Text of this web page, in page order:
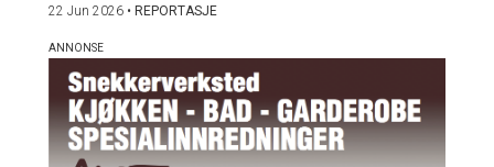
22 Jun 2026 • REPORTASJE